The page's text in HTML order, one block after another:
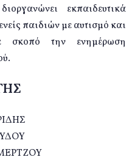
εκπαιδευτικά
παιδιών με αυτισμό και
σκοπό την ενημέρωση